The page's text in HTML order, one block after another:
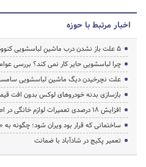
اخبار مرتبط با حوزه
5 علت باز نشدن درب ماشین لباسشویی کنوود به همراه راه حل
چرا لباسشویی حایر کار نمی کند؟ بررسی
علت نچرخیدن دیگ ماشین لباسشویی
بازسازی بدنه خودروهای لوکس بدون افت
افزایش ۱۸ درصدی تعمیرات لوازم خانگی در اصفهان تعمیر
ساختمانی که قرار بود ویران شود؛ چگونه به
تعمیر پکیج در شادآباد با ضمانت